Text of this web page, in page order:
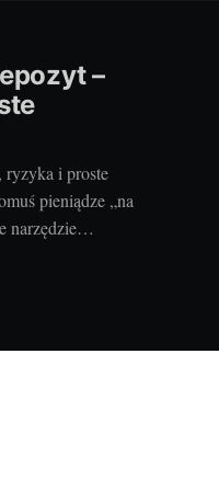
–
ryzyka i proste
pieniądze „na
narzędzie
to
decyzja na